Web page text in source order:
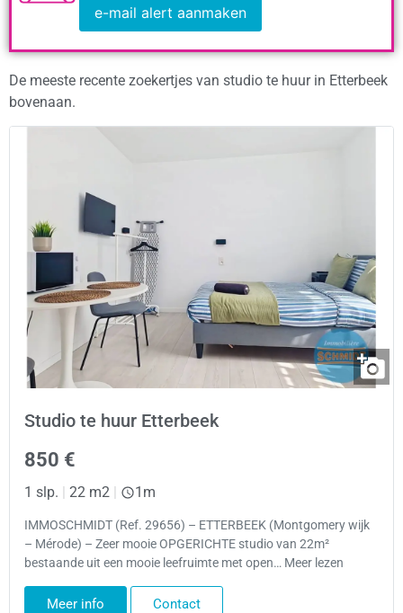
e-mail alert aanmaken
De meeste recente zoekertjes van studio te huur in Etterbeek
bovenaan.
Studio te huur Etterbeek
850 €
1 slp. | 22 m2 | 1m
IMMOSCHMIDT (Ref. 29656) – ETTERBEEK (Montgomery wijk
– Mérode) – Zeer mooie OPGERICHTE studio van 22m²
bestaande uit een mooie leefruimte met open… Meer lezen
Meer info Contact